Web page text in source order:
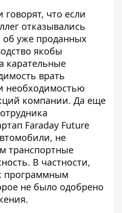
что если
отказывались
уже проданных
якобы
карательные
врать
необходимостью
компании. Да еще
Faraday Future
не
транспортные
В частности,
программным
не было одобрено